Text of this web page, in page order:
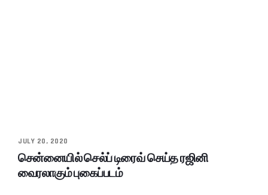
JULY 20, 2020
சென்னையில் செல்ப் டிரைவ் செய்த ரஜினி
வைரலாகும் புகைப்படம்